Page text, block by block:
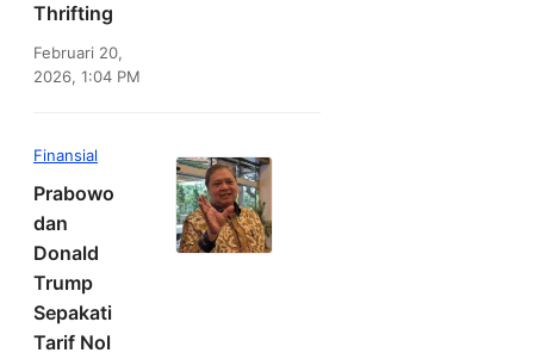
Thrifting
Februari 20,
2026, 1:04 PM
Finansial
Prabowo
dan
Donald
Trump
Sepakati
Tarif Nol